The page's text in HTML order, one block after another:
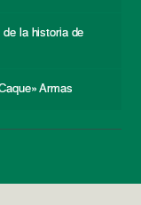
de la historia de
Armas